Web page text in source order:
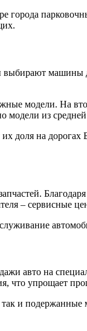
города
машины
модели. На
модели из
на
– сервисные
авто на
упрощает
и